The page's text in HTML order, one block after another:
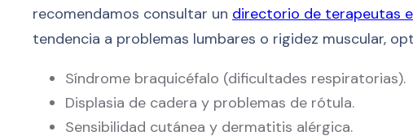
recomendamos consultar un directorio de terapeutas
tendencia a problemas lumbares o rigidez muscular,
Síndrome braquicéfalo (dificultades respiratorias).
Displasia de cadera y problemas de rótula.
Sensibilidad cutánea y dermatitis alérgica.